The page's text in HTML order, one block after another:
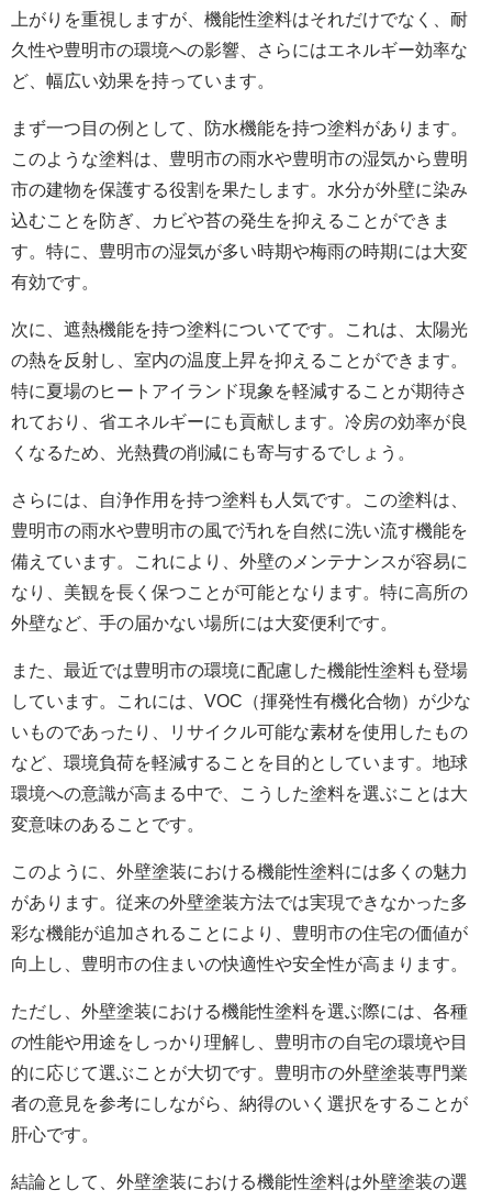
上がりを重視しますが、機能性塗料はそれだけでなく、耐
久性や豊明市の環境への影響、さらにはエネルギー効率な
ど、幅広い効果を持っています。
まず一つ目の例として、防水機能を持つ塗料があります。
このような塗料は、豊明市の雨水や豊明市の湿気から豊明
市の建物を保護する役割を果たします。水分が外壁に染み
込むことを防ぎ、カビや苔の発生を抑えることができま
す。特に、豊明市の湿気が多い時期や梅雨の時期には大変
有効です。
次に、遮熱機能を持つ塗料についてです。これは、太陽光
の熱を反射し、室内の温度上昇を抑えることができます。
特に夏場のヒートアイランド現象を軽減することが期待さ
れており、省エネルギーにも貢献します。冷房の効率が良
くなるため、光熱費の削減にも寄与するでしょう。
さらには、自浄作用を持つ塗料も人気です。この塗料は、
豊明市の雨水や豊明市の風で汚れを自然に洗い流す機能を
備えています。これにより、外壁のメンテナンスが容易に
なり、美観を長く保つことが可能となります。特に高所の
外壁など、手の届かない場所には大変便利です。
また、最近では豊明市の環境に配慮した機能性塗料も登場
しています。これには、VOC（揮発性有機化合物）が少な
いものであったり、リサイクル可能な素材を使用したもの
など、環境負荷を軽減することを目的としています。地球
環境への意識が高まる中で、こうした塗料を選ぶことは大
変意味のあることです。
このように、外壁塗装における機能性塗料には多くの魅力
があります。従来の外壁塗装方法では実現できなかった多
彩な機能が追加されることにより、豊明市の住宅の価値が
向上し、豊明市の住まいの快適性や安全性が高まります。
ただし、外壁塗装における機能性塗料を選ぶ際には、各種
の性能や用途をしっかり理解し、豊明市の自宅の環境や目
的に応じて選ぶことが大切です。豊明市の外壁塗装専門業
者の意見を参考にしながら、納得のいく選択をすることが
肝心です。
結論として、外壁塗装における機能性塗料は外壁塗装の選